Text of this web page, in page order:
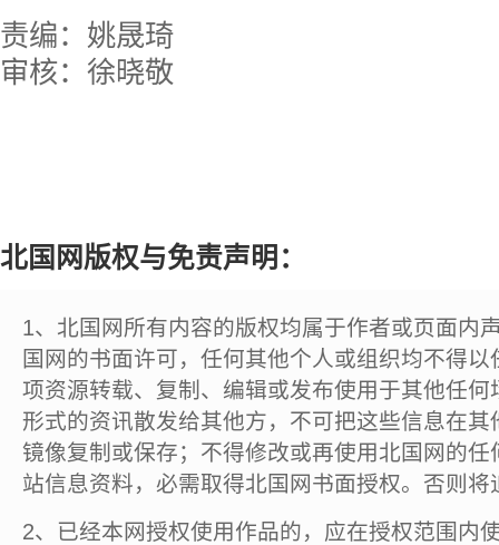
责编：姚晟琦
审核：徐晓敬
北国网版权与免责声明：
1、北国网所有内容的版权均属于作者或页面内
国网的书面许可，任何其他个人或组织均不得
项资源转载、复制、编辑或发布使用于其他任
形式的资讯散发给其他方，不可把这些信息在
镜像复制或保存；不得修改或再使用北国网的
站信息资料，必需取得北国网书面授权。否则将
2、已经本网授权使用作品的，应在授权范围内